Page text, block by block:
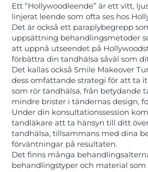
Ett “Hollywoodleende” är ett vitt,
linjerat leende som ofta ses hos
Det är också ett paraplybegrepp
uppsättning behandlingsmetoder
att uppnå utseendet på
förbättra din tandhälsa såväl som
Det kallas också Smile Makeover
dess omfattande strategi för att ta
som rör tandhälsa, från betydande
mindre brister i tändernas design,
Under din konsultationssession
tandläkare att ta hänsyn till ditt
tandhälsa, tillsammans med dina
förväntningar på resultaten.
Det finns många
behandlingstyper och material